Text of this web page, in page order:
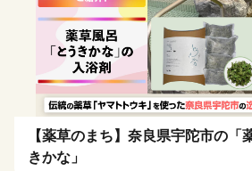
【薬草のまち】奈良県宇陀市の
きかな」